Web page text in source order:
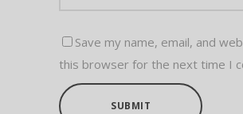
Save my name, email, and
this browser for the next time I
SUBMIT